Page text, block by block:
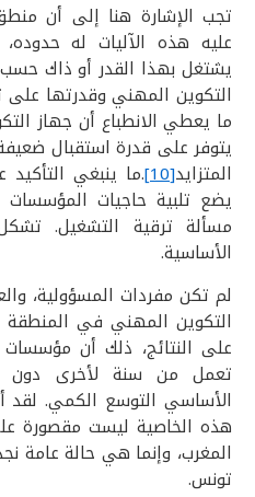
تجب الإشارة هنا إلى أن
عليه هذه الآليات له
يشتغل بهذا القدر أو ذاك
التكوين المهني وقدرتها
ما يعطي الانطباع أن جهاز
يتوفر على قدرة استقبال
المتزايد[10]
.ما ينبغي التأكيد
يضع تلبية حاجيات
مسألة ترقية التشغيل.
الأساسية.
لم تكن مفردات المسؤولية،
التكوين المهني في المنطقة
على النتائج، ذلك أن مؤسسات
تعمل من سنة لأخرى دون
الأساسي التوسع الكمي. لقد
هذه الخاصية ليست مقصورة
المغرب، وإنما هي حالة عامة
تونس.